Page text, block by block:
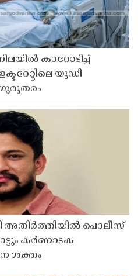
കാറോടിച്ച്
യുഡി
ഗുരുതരം
പൊലീസ്
കർണാടക
ശക്തം